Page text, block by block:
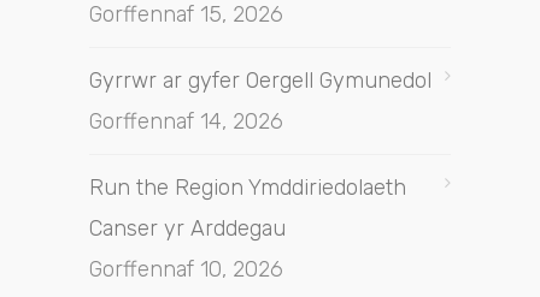
Gorffennaf 15, 2026
Gyrrwr ar gyfer Oergell Gymunedol
Gorffennaf 14, 2026
Run the Region Ymddiriedolaeth
Canser yr Arddegau
Gorffennaf 10, 2026